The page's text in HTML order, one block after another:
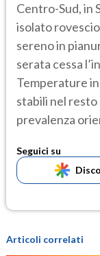
Centro-Sud, in
isolato
sereno in
serata cessa
Temperature
stabili nel resto
prevalenza
Seguici su
Articoli correlati